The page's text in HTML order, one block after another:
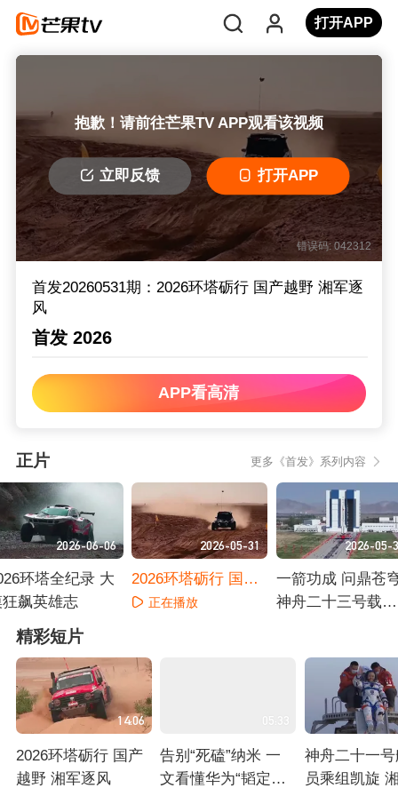
打开APP
抱歉！请前往芒果TV APP观看该视频
立即反馈 打开APP
错误码: 042312
首发20260531期：2026环塔砺行 国产越野 湘军逐
风
首发 2026
APP看高清
正片 更多《首发》系列内容
2026-06-06
环塔全纪录 大
飙英雄志
正在播放
2026-05-31
2026环塔砺行 国产
越野 湘军逐风
正在播放
2026-05-
一箭功成 问鼎苍
神舟二十三号载人
精彩短片
14:06
2026环塔砺行 国产
越野 湘军逐风
05:33
告别“死磕”纳米 一
文看懂华为“韬定
神舟二十一
员乘组凯旋